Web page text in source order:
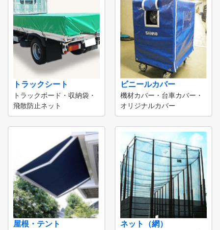
トラックシート
トラックボード・収納袋・
飛散防止ネット
ビニールカバー
機材カバー・台車カバー・
オリジナルカバー
屋根・テント ネット（網）